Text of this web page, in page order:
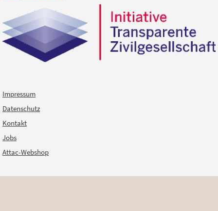
Impressum
Datenschutz
Kontakt
Jobs
Attac-Webshop